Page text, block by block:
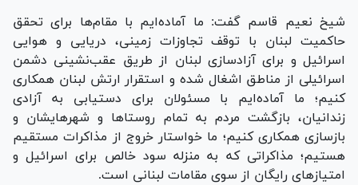
شیخ نعیم قاسم گفت: ما آماده‌ایم با مقام‌ها برای تحقق
حاکمیت لبنان با توقف تجاوزات زمینی، دریایی و هوایی
اسرائیل و برای آزادسازی لبنان از طریق عقب‌نشینی دشمن
اسرائیلی از مناطق اشغال شده و استقرار ارتش لبنان همکاری
کنیم؛ ما آماده‌ایم با مسئولان برای دستیابی به آزادی
زندانیان، بازگشت مردم به تمام روستا‌ها و شهرهایشان و
بازسازی همکاری کنیم؛ ما خواستار خروج از مذاکرات مستقیم
هستیم؛ مذاکراتی که به منزله سود خالص برای اسرائیل و
امتیاز‌های رایگان از سوی مقامات لبنانی است.